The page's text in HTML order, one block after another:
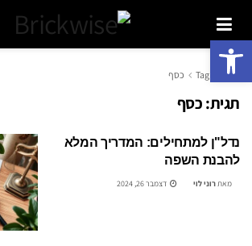
ראשי Tag כסף
תגית:כסף
נדל"ן למתחילים: המדריך המלא
להבנת השפה
מאתרוני לוי דצמבר 26, 2024
פתח סרגל נגישות